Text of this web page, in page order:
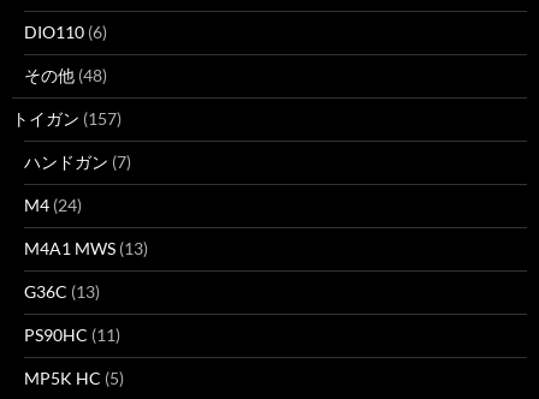
DIO110 (6)
その他 (48)
トイガン (157)
ハンドガン (7)
M4 (24)
M4A1 MWS (13)
G36C (13)
PS90HC (11)
MP5K HC (5)